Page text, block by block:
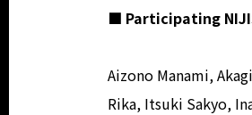
■ Participating
Aizono Manami,
Rika, Itsuki Sakyo,